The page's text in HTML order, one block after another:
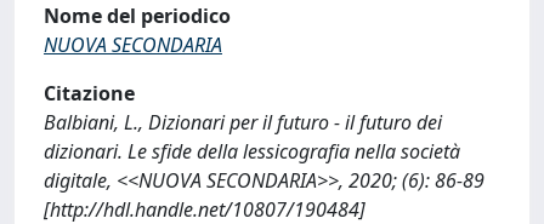
Nome del periodico
NUOVA SECONDARIA
Citazione
Balbiani, L., Dizionari per il futuro - il futuro dei
dizionari. Le sfide della lessicografia nella società
digitale, <<NUOVA SECONDARIA>>, 2020; (6): 86-89
[http://hdl.handle.net/10807/190484]